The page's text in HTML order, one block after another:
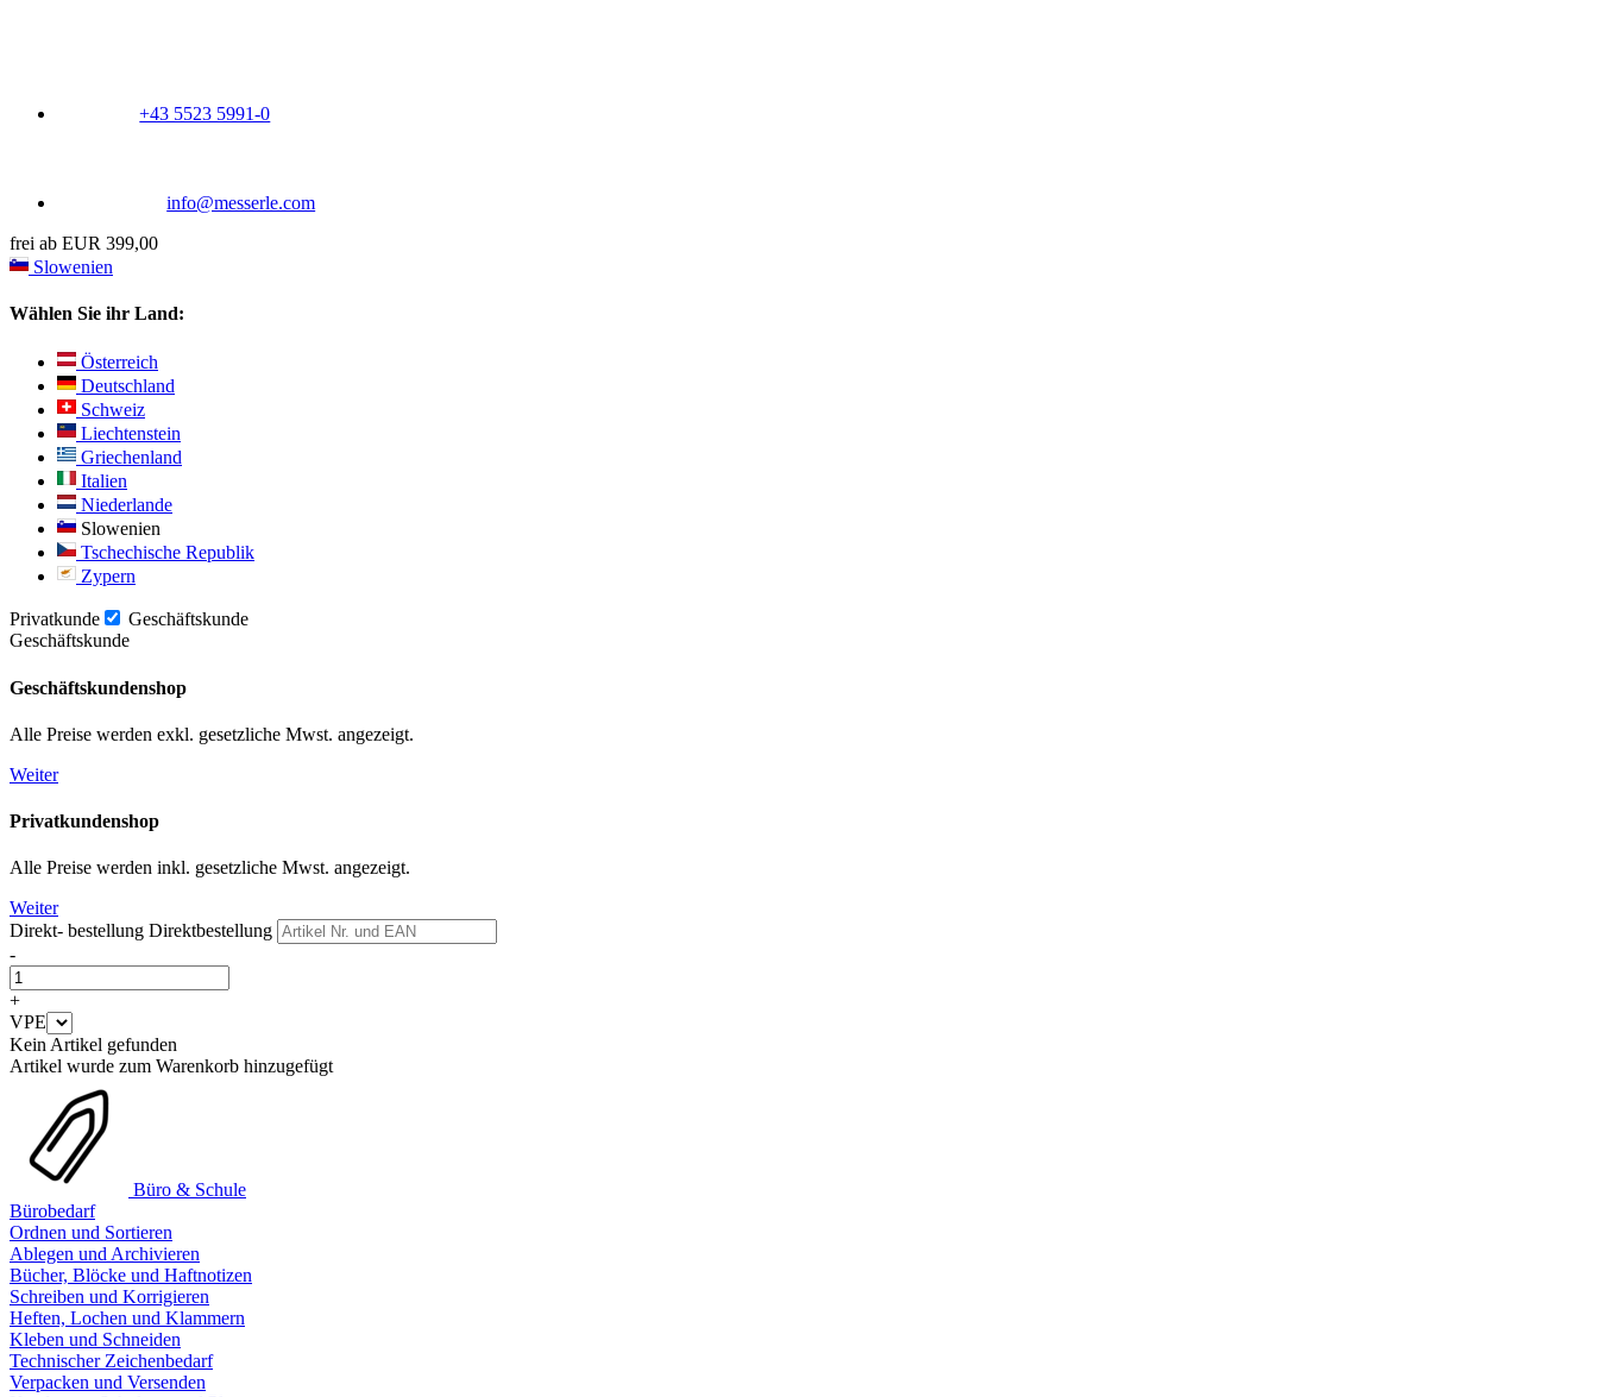
+43 5523 5991-0
info@messerle.com
frei ab EUR 399,00
Slowenien
Wählen Sie ihr Land:
Österreich
Deutschland
Schweiz
Liechtenstein
Griechenland
Italien
Niederlande
Slowenien
Tschechische Republik
Zypern
Privatkunde
Geschäftskunde
Geschäftskunde
Geschäftskundenshop
Alle Preise werden exkl. gesetzliche Mwst. angezeigt.
Weiter
Privatkundenshop
Alle Preise werden inkl. gesetzliche Mwst. angezeigt.
Weiter
Direkt- bestellung Direktbestellung
-
+
VPE
Kein Artikel gefunden
Artikel wurde zum Warenkorb hinzugefügt
Büro & Schule
Bürobedarf
Ordnen und Sortieren
Ablegen und Archivieren
Bücher, Blöcke und Haftnotizen
Schreiben und Korrigieren
Heften, Lochen und Klammern
Kleben und Schneiden
Technischer Zeichenbedarf
Verpacken und Versenden